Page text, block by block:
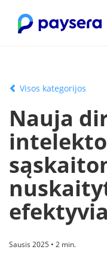
Visos kategorijos
Nauja
Sausis 2025 • 2 min.